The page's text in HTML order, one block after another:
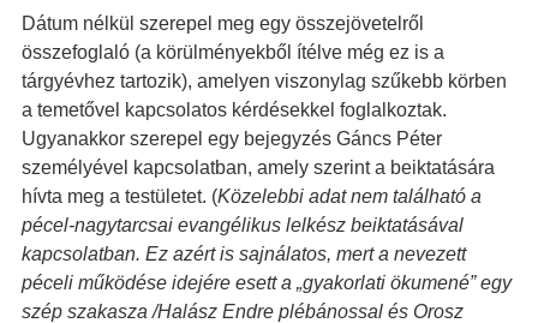
Dátum nélkül szerepel meg egy összejövetelről
összefoglaló (a körülményekből ítélve még ez is a
tárgyévhez tartozik), amelyen viszonylag szűkebb körben
a temetővel kapcsolatos kérdésekkel foglalkoztak.
Ugyanakkor szerepel egy bejegyzés Gáncs Péter
személyével kapcsolatban, amely szerint a beiktatására
hívta meg a testületet. (Közelebbi adat nem található a
pécel-nagytarcsai evangélikus lelkész beiktatásával
kapcsolatban. Ez azért is sajnálatos, mert a nevezett
péceli működése idejére esett a „gyakorlati ökumené” egy
szép szakasza /Halász Endre plébánossal és Orosz